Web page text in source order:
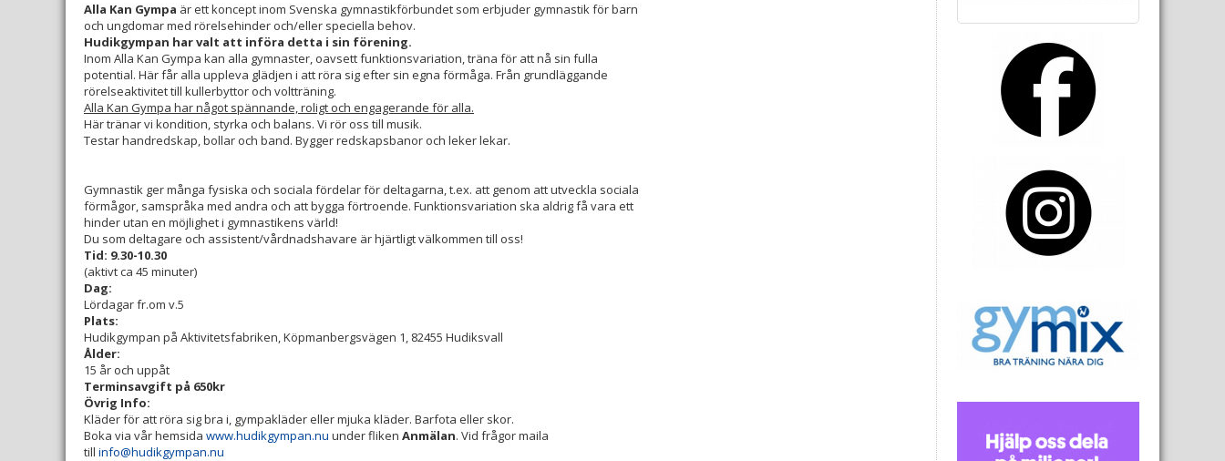
Alla Kan Gympa är ett koncept inom Svenska gymnastikförbundet som erbjuder gymnastik för barn
och ungdomar med rörelsehinder och/eller speciella behov.
Hudikgympan har valt att införa detta i sin förening.
Inom Alla Kan Gympa kan alla gymnaster, oavsett funktionsvariation, träna för att nå sin fulla
potential. Här får alla uppleva glädjen i att röra sig efter sin egna förmåga. Från grundläggande
rörelseaktivitet till kullerbyttor och voltträning.
Alla Kan Gympa har något spännande, roligt och engagerande för alla.
Här tränar vi kondition, styrka och balans. Vi rör oss till musik.
Testar handredskap, bollar och band. Bygger redskapsbanor och leker lekar.
Gymnastik ger många fysiska och sociala fördelar för deltagarna, t.ex. att genom att utveckla sociala
förmågor, samspråka med andra och att bygga förtroende. Funktionsvariation ska aldrig få vara ett
hinder utan en möjlighet i gymnastikens värld!
Du som deltagare och assistent/vårdnadshavare är hjärtligt välkommen till oss!
Tid: 9.30-10.30
(aktivt ca 45 minuter)
Dag:
Lördagar fr.om v.5
Plats:
Hudikgympan på Aktivitetsfabriken, Köpmanbergsvägen 1, 82455 Hudiksvall
Ålder:
15 år och uppåt
Terminsavgift på 650kr
Övrig Info:
Kläder för att röra sig bra i, gympakläder eller mjuka kläder. Barfota eller skor.
Boka via vår hemsida www.hudikgympan.nu under fliken Anmälan. Vid frågor maila
till info@hudikgympan.nu